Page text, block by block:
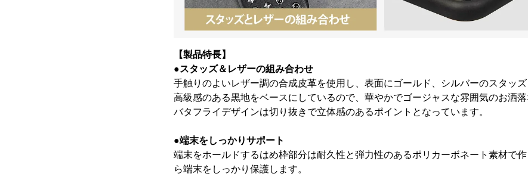
【製品特長】
●スタッズ＆レザーの組み合わせ
手触りのよいレザー調の合成皮革を使用し、表面にゴールド、シルバーのスタッズ
高級感のある黒地をベースにしているので、華やかでゴージャスな雰囲気のお洒落
バタフライデザインは切り抜きで立体感のあるポイントとなっています。
●端末をしっかりサポート
端末をホールドするはめ枠部分は耐久性と弾力性のあるポリカーボネート素材で
ら端末をしっかり保護します。